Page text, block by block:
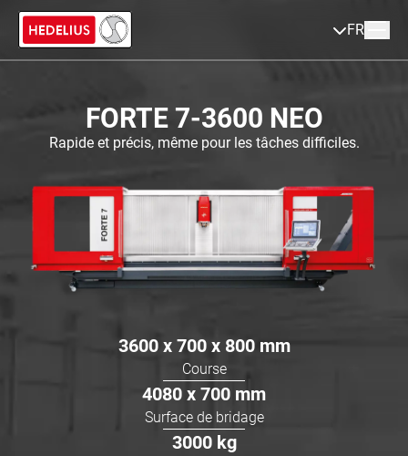
FR
FORTE 7-3600 NEO
Rapide et précis, même pour les tâches difficiles.
3600 x 700 x 800 mm
Course
4080 x 700 mm
Surface de bridage
3000 kg